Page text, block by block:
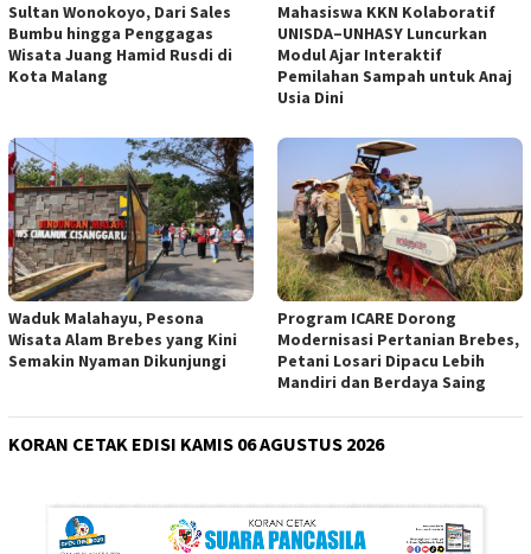
Sultan Wonokoyo, Dari Sales
Bumbu hingga Penggagas
Wisata Juang Hamid Rusdi di
Kota Malang
Mahasiswa KKN Kolaboratif
UNISDA–UNHASY Luncurkan
Modul Ajar Interaktif
Pemilahan Sampah untuk Anaj
Usia Dini
Waduk Malahayu, Pesona
Wisata Alam Brebes yang Kini
Semakin Nyaman Dikunjungi
Program ICARE Dorong
Modernisasi Pertanian Brebes,
Petani Losari Dipacu Lebih
Mandiri dan Berdaya Saing
KORAN CETAK EDISI KAMIS 06 AGUSTUS 2026